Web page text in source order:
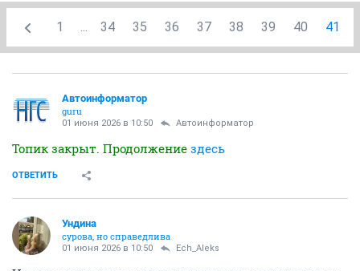
1 ... 34 35 36 37 38 39 40 41
Автоинформатор
guru
01 июня 2026 в 10:50 Автоинформатор
Топик закрыт. Продолжение здесь
ОТВЕТИТЬ
Ундинa
сурова, но справедлива
01 июня 2026 в 10:50 Ech_Aleks